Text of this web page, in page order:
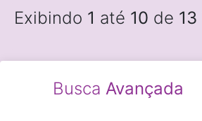
Exibindo 1 até 10 de 13
Busca Avançada